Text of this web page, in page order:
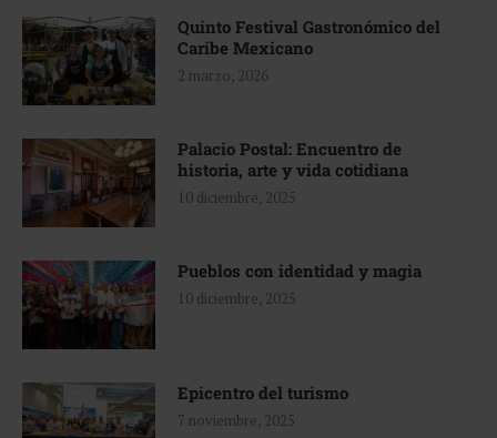
Quinto Festival Gastronómico del
Caribe Mexicano
2 marzo, 2026
Palacio Postal: Encuentro de
historia, arte y vida cotidiana
10 diciembre, 2025
Pueblos con identidad y magia
10 diciembre, 2025
Epicentro del turismo
7 noviembre, 2025